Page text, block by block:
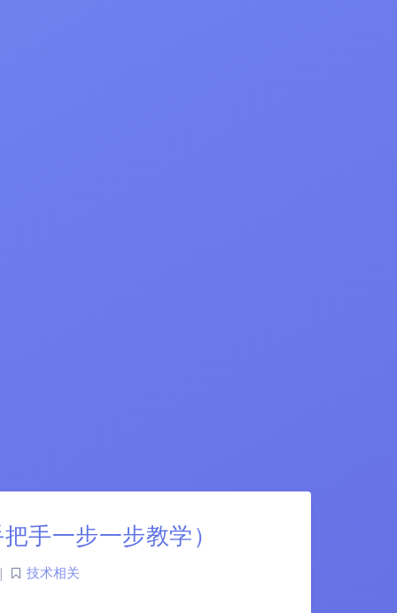
手一步一步教学）
技术相关